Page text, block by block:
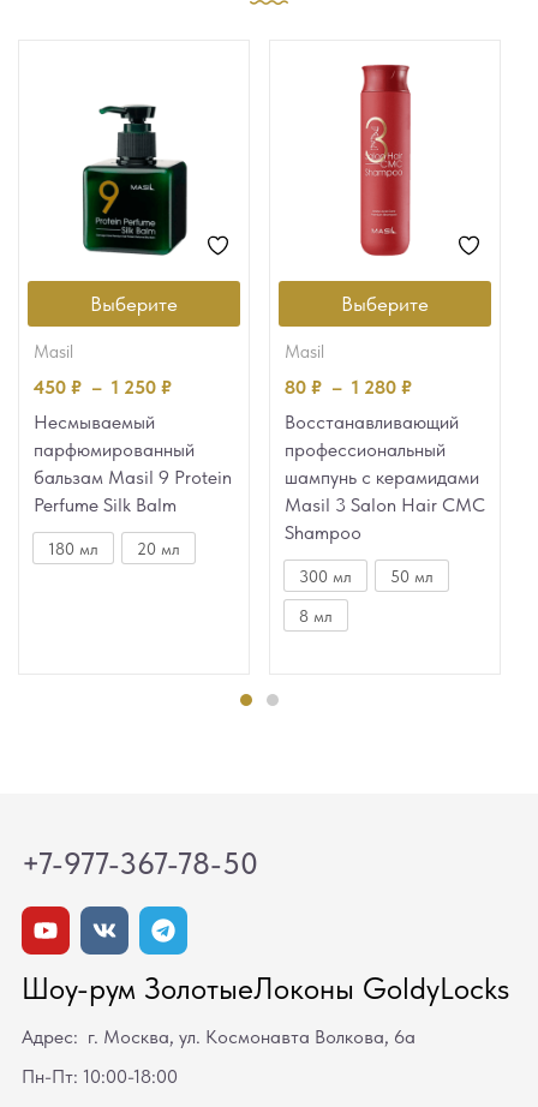
Выберите
masil
450 ₽ – 1 250 ₽
Несмываемый
парфюмированный
бальзам Masil 9 Protein
Perfume Silk Balm
180 мл 20 мл
Выберите
masil
80 ₽ – 1 280 ₽
Восстанавливающий
профессиональный
шампунь с керамидами
Masil 3 Salon Hair CMC
Shampoo
300 мл 50 мл
8 мл
+7-977-367-78-50
Шоу-рум ЗолотыеЛоконы GoldyLocks
Адрес: г. Москва, ул. Космонавта Волкова, 6а
Пн-Пт: 10:00-18:00